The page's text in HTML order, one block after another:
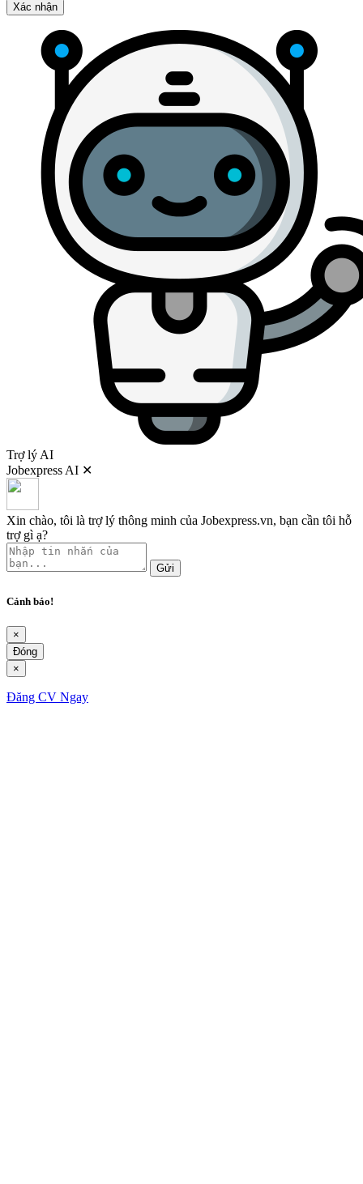
Xác nhận
Trợ lý AI
Jobexpress AI ✕
Xin chào, tôi là trợ lý thông minh của Jobexpress.vn, bạn cần tôi hỗ
trợ gì ạ?
Gửi
Cảnh báo!
×
Đóng
×
Đăng CV Ngay